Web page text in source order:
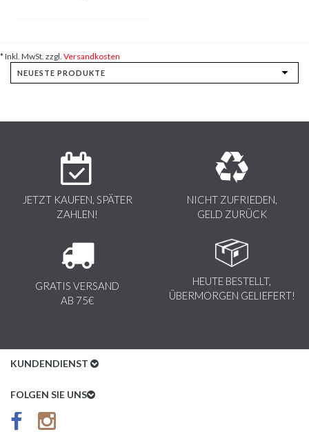
* Inkl. MwSt. zzgl. Versandkosten
JETZT KAUFEN, SPÄTER
ZAHLEN!
NICHT ZUFRIEDEN,
GELD ZURÜCK
GRATIS VERSAND
AB 75€
HEUTE BESTELLT,
ÜBERMORGEN GELIEFERT!
KUNDENDIENST
Kundenservice
AGB
FOLGEN SIE UNS